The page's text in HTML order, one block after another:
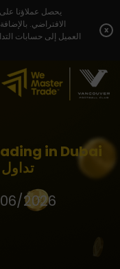
content
يحصل عملاؤنا
الافتراضي.
العميل إلى حسابات
x
2026